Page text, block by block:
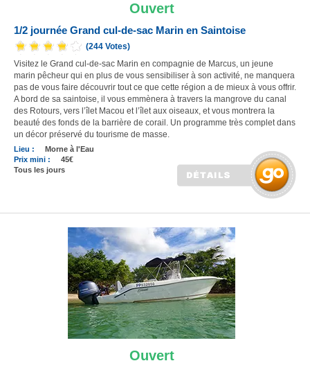
Ouvert
1/2 journée Grand cul-de-sac Marin en Saintoise
(244 Votes)
Visitez le Grand cul-de-sac Marin en compagnie de Marcus, un jeune
marin pêcheur qui en plus de vous sensibiliser à son activité, ne manquera
pas de vous faire découvrir tout ce que cette région a de mieux à vous offrir.
A bord de sa saintoise, il vous emmènera à travers la mangrove du canal
des Rotours, vers l’îlet Macou et l’îlet aux oiseaux, et vous montrera la
beauté des fonds de la barrière de corail. Un programme très complet dans
un décor préservé du tourisme de masse.
Lieu :
Morne à l'Eau
Prix mini :
45€
Tous les jours
Ouvert